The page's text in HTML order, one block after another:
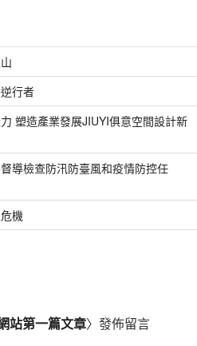
行者
塑造產業發展JIUYI俱意空間設計新
導檢查防汛防臺風和疫情防控任
機
站第一篇文章〉發佈留言